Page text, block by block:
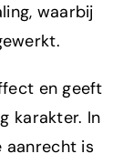
waarbij
en geeft
karakter. In
aanrecht is